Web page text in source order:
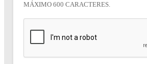
MÁXIMO 600 CARACTERES.